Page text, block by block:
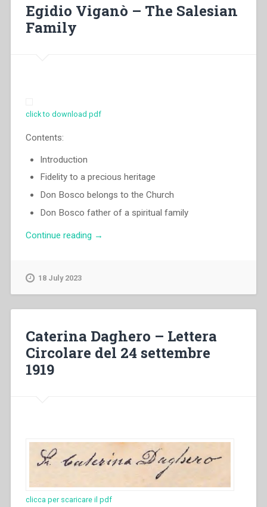
Egidio Viganò – The Salesian
Family
click to download pdf
Contents:
Introduction
Fidelity to a precious heritage
Don Bosco belongs to the Church
Don Bosco father of a spiritual family
Continue reading “Egidio
→
18 July 2023
Caterina Daghero – Lettera
Circolare del 24 settembre
1919
clicca per scaricare il pdf